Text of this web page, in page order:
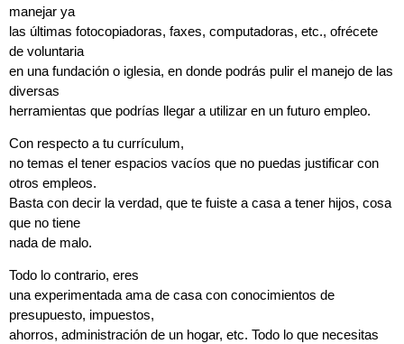
manejar ya
las últimas fotocopiadoras, faxes, computadoras, etc., ofrécete
de voluntaria
en una fundación o iglesia, en donde podrás pulir el manejo de las
diversas
herramientas que podrías llegar a utilizar en un futuro empleo.
Con respecto a tu currículum,
no temas el tener espacios vacíos que no puedas justificar con
otros empleos.
Basta con decir la verdad, que te fuiste a casa a tener hijos, cosa
que no tiene
nada de malo.
Todo lo contrario, eres
una experimentada ama de casa con conocimientos de
presupuesto, impuestos,
ahorros, administración de un hogar, etc. Todo lo que necesitas